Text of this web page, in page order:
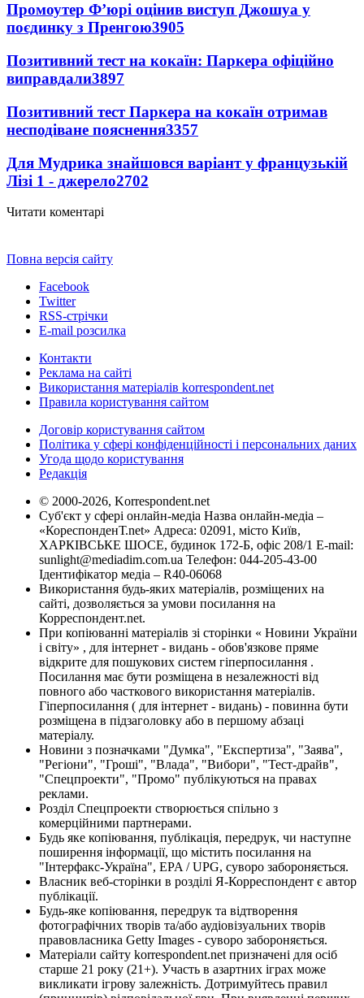
Промоутер Ф’юрі оцінив виступ Джошуа у
поєдинку з Пренгою3905
Позитивний тест на кокаїн: Паркера офіційно
виправдали3897
Позитивний тест Паркера на кокаїн отримав
несподіване пояснення3357
Для Мудрика знайшовся варіант у французькій
Лізі 1 - джерело2702
Читати коментарі
Повна версія сайту
Facebook
Twitter
RSS-стрічки
E-mail розсилка
Контакти
Реклама на сайті
Використання матеріалів korrespondent.net
Правила користування сайтом
Договір користування сайтом
Політика у сфері конфіденційності і персональних даних
Угода щодо користування
Редакція
© 2000-2026, Korrespondent.net
Суб'єкт у сфері онлайн-медіа Назва онлайн-медіа –
«КореспонденТ.net» Адреса: 02091, місто Київ,
ХАРКІВСЬКЕ ШОСЕ, будинок 172-Б, офіс 208/1 E-mail:
sunlight@mediadim.com.ua Телефон: 044-205-43-00
Ідентифікатор медіа – R40-06068
Використання будь-яких матеріалів, розміщених на
сайті, дозволяється за умови посилання на
Корреспондент.net.
При копіюванні матеріалів зі сторінки « Новини України
і світу» , для інтернет - видань - обов'язкове пряме
відкрите для пошукових систем гіперпосилання .
Посилання має бути розміщена в незалежності від
повного або часткового використання матеріалів.
Гіперпосилання ( для інтернет - видань) - повинна бути
розміщена в підзаголовку або в першому абзаці
матеріалу.
Новини з позначками "Думка", "Експертиза", "Заява",
"Регіони", "Гроші", "Влада", "Вибори", "Тест-драйв",
"Спецпроекти", "Промо" публікуються на правах
реклами.
Розділ Спецпроекти створюється спільно з
комерційними партнерами.
Будь яке копіювання, публікація, передрук, чи наступне
поширення інформації, що містить посилання на
"Інтерфакс-Україна", EPA / UPG, суворо забороняється.
Власник веб-сторінки в розділі Я-Корреспондент є автор
публікації.
Будь-яке копіювання, передрук та відтворення
фотографічних творів та/або аудіовізуальних творів
правовласника Getty Images - суворо забороняється.
Матеріали сайту korrespondent.net призначені для осіб
старше 21 року (21+). Участь в азартних іграх може
викликати ігрову залежність. Дотримуйтесь правил